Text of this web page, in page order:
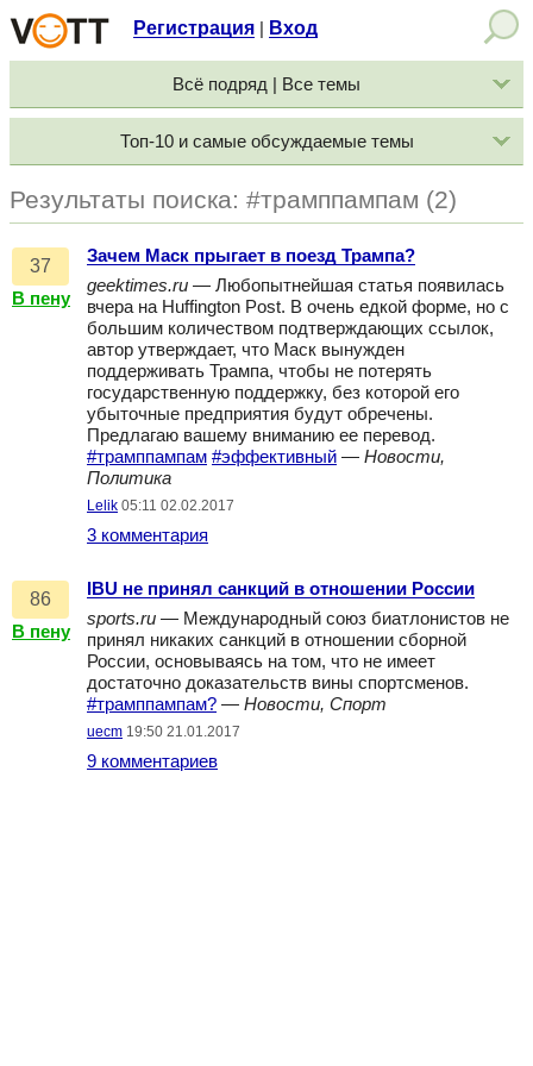
Регистрация Вход
Всё подряд | Все темы
Топ-10 и самые обсуждаемые темы
Результаты поиска: #трамппампам (2)
37
В пену
Зачем Маск прыгает в поезд Трампа?
geektimes.ru — Любопытнейшая статья появилась
вчера на Huffington Post. В очень едкой форме, но с
большим количеством подтверждающих ссылок,
автор утверждает, что Маск вынужден
поддерживать Трампа, чтобы не потерять
государственную поддержку, без которой его
убыточные предприятия будут обречены.
Предлагаю вашему вниманию ее перевод.
#трамппампам #эффективный — Новости,
Политика
Lelik 05:11 02.02.2017
3 комментария
86
В пену
IBU не принял санкций в отношении России
sports.ru — Международный союз биатлонистов не
принял никаких санкций в отношении сборной
России, основываясь на том, что не имеет
достаточно доказательств вины спортсменов.
#трамппампам? — Новости, Спорт
uecm 19:50 21.01.2017
9 комментариев